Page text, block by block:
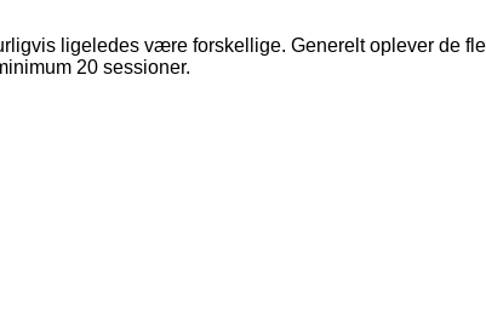
ligeledes være forskellige. Generelt oplever de
20 sessioner.